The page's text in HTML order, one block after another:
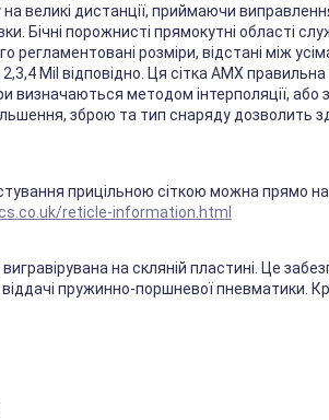
великі дистанції, приймаючи
Бічні порожнисті прямокутні області
регламентовані розміри, відстані між
Mil відповідно. Ця сітка AMX
визначаються методом інтерполяції,
зброю та тип снаряду дозволить
прицільною сіткою можна прямо на
reticle-information.html
на скляній пластині. Це
пружинно-поршневої пневматики.